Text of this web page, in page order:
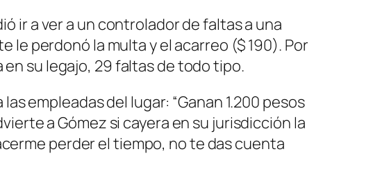
ir a ver a un controlador de faltas a una
le perdonó la multa y el acarreo ($ 190). Por
su legajo, 29 faltas de todo tipo.
empleadas del lugar: “Ganan 1.200 pesos
a Gómez si cayera en su jurisdicción la
perder el tiempo, no te das cuenta